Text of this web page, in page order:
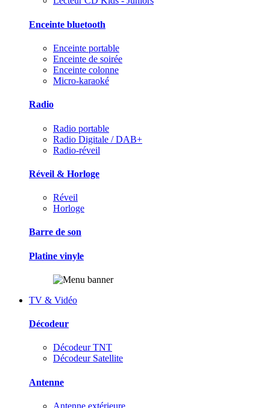
Enceinte bluetooth
Enceinte portable
Enceinte de soirée
Enceinte colonne
Micro-karaoké
Radio
Radio portable
Radio Digitale / DAB+
Radio-réveil
Réveil & Horloge
Réveil
Horloge
Barre de son
Platine vinyle
TV & Vidéo
Décodeur
Décodeur TNT
Décodeur Satellite
Antenne
Antenne extérieure